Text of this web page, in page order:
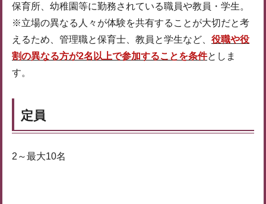
保育所、幼稚園等に勤務されている職員や教員・学生。
※立場の異なる人々が体験を共有することが大切だと考
えるため、管理職と保育士、教員と学生など、 役職や役
割の異なる方が2名以上で参加することを条件としま
す。
定員
2～最大10名